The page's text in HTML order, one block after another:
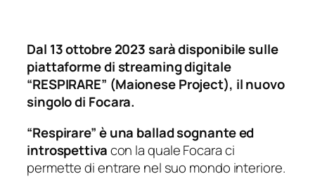
Dal 13 ottobre 2023 sarà disponibile sulle
piattaforme di streaming digitale
“RESPIRARE” (Maionese Project), il nuovo
singolo di Focara.
“Respirare” è una ballad sognante ed
introspettivacon la quale Focara ci
permette di entrare nel suo mondo interiore.